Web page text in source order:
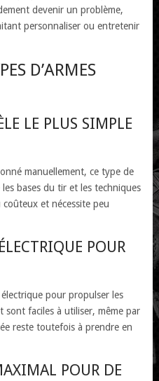
devenir un problème,
personnaliser ou entretenir
D’ARMES
LE PLUS SIMPLE
manuellement, ce type de
bases du tir et les techniques
et nécessite peu
POUR
pour propulser les
sont faciles à utiliser, même par
reste toutefois à prendre en
POUR DE